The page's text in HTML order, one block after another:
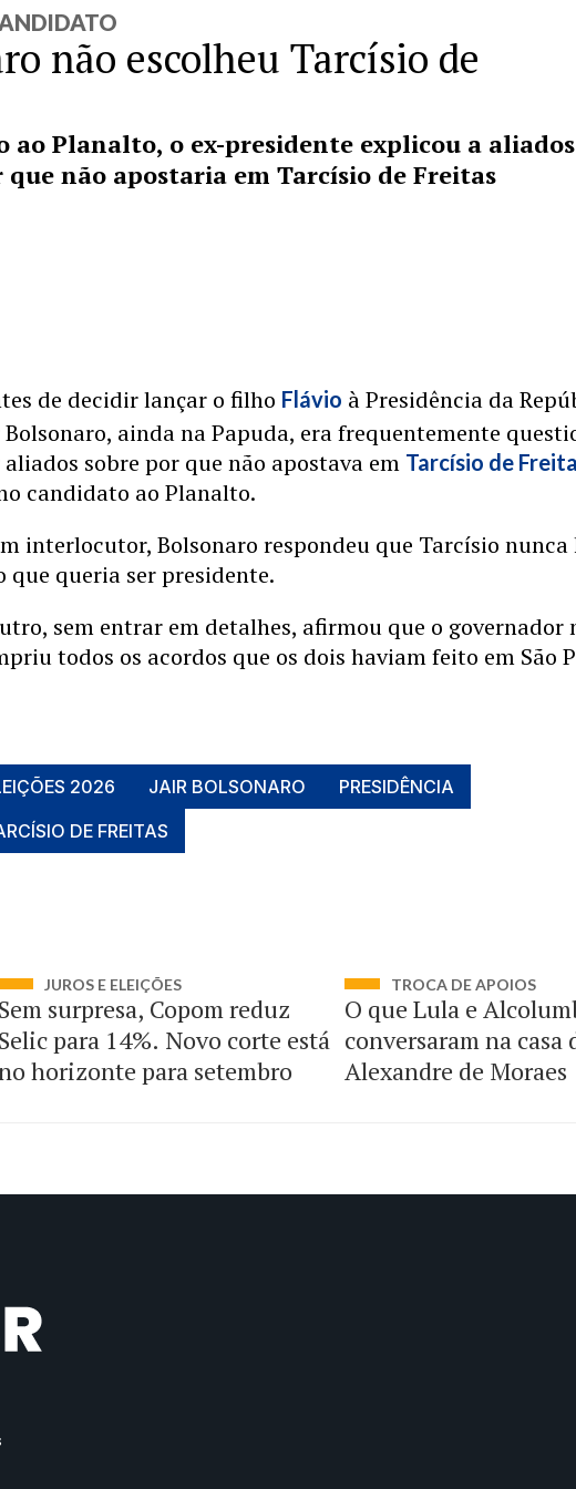
não escolheu Tarcísio de
Planalto, o ex-presidente explicou a aliados
não apostaria em Tarcísio de Freitas
de decidir lançar o filho Flávio à Presidência da
Bolsonaro, ainda na Papuda, era frequentemente
sobre por que não apostava em Tarcísio de
candidato ao Planalto.
interlocutor, Bolsonaro respondeu que Tarcísio nunca
que queria ser presidente.
sem entrar em detalhes, afirmou que o governador
todos os acordos que os dois haviam feito em São
2026 JAIR BOLSONARO
PRESIDÊNCIA
DE FREITAS
JUROS E ELEIÇÕES
Sem surpresa, Copom reduz
Selic para 14%. Novo corte está
horizonte para setembro
TROCA DE APOIOS
O que Lula e
conversaram na casa
Alexandre de Moraes